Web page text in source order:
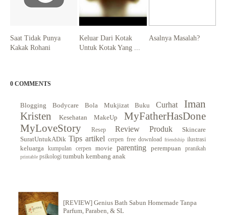
Saat Tidak Punya
Kakak Rohani
Keluar Dari Kotak
Untuk Kotak Yang ...
Asalnya Masalah?
0 COMMENTS
Blogging Bodycare Bola Mukjizat Buku Curhat
Iman
Kristen
Kesehatan MakeUp
MyFatherHasDone
MyLoveStory
Resep Review Produk
Skincare
SuratUntukADik Tips artikel cerpen free download friendship ilustrasi
keluarga kumpulan cerpen movie parenting perempuan pranikah
printable psikologi tumbuh kembang anak
[REVIEW] Genius Bath Sabun Homemade Tanpa
Parfum, Paraben, & SL